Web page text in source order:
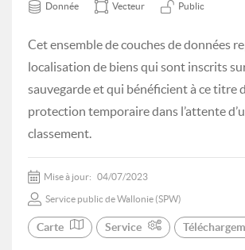
Donnée Vecteur Public
Cet ensemble de couches de données
localisation de biens qui sont inscrits
sauvegarde et qui bénéficient à ce titre
protection temporaire dans l’attente
classement.
Mise à jour: 04/07/2023
Service public de Wallonie (SPW)
Carte Service